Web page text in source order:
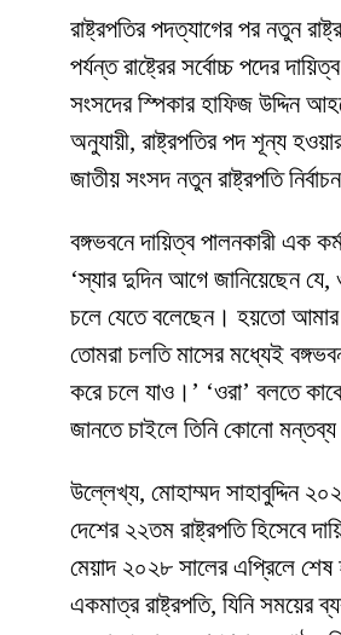
রাষ্ট্রপতির পদত্যাগের পর নতুন
পর্যন্ত রাষ্ট্রের সর্বোচ্চ পদের
সংসদের স্পিকার হাফিজ উদ্দিন
অনুযায়ী, রাষ্ট্রপতির পদ শূন্য
জাতীয় সংসদ নতুন রাষ্ট্রপতি
বঙ্গভবনে দায়িত্ব পালনকারী এক
‘স্যার দুদিন আগে জানিয়েছেন যে,
চলে যেতে বলেছেন। হয়তো আমার
তোমরা চলতি মাসের মধ্যেই
করে চলে যাও।’ ‘ওরা’ বলতে
জানতে চাইলে তিনি কোনো মন্তব্য
উল্লেখ্য, মোহাম্মদ সাহাবুদ্দিন
দেশের ২২তম রাষ্ট্রপতি হিসেবে
মেয়াদ ২০২৮ সালের এপ্রিলে
একমাত্র রাষ্ট্রপতি, যিনি সময়ের